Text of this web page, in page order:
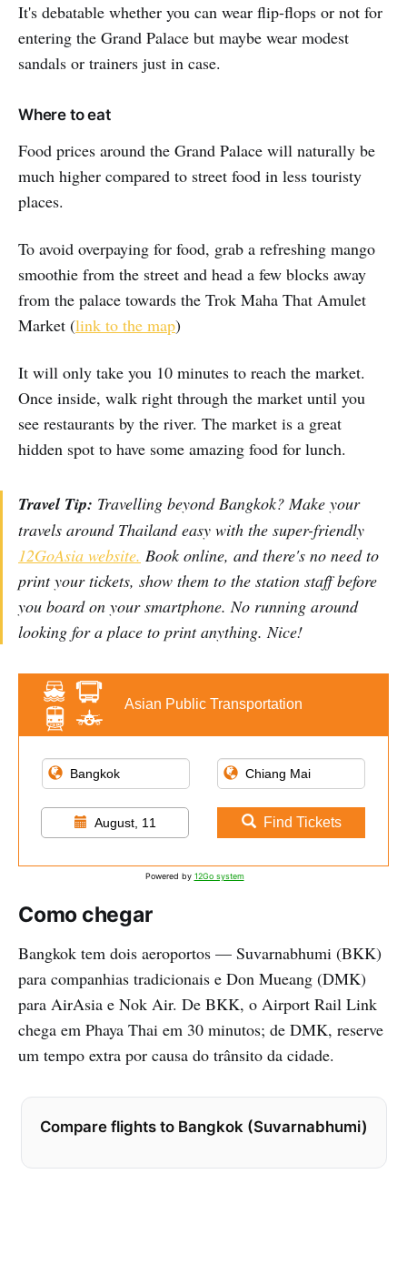
It's debatable whether you can wear flip-flops or not for
entering the Grand Palace but maybe wear modest
sandals or trainers just in case.
Where to eat
Food prices around the Grand Palace will naturally be
much higher compared to street food in less touristy
places.
To avoid overpaying for food, grab a refreshing mango
smoothie from the street and head a few blocks away
from the palace towards the Trok Maha That Amulet
Market (link to the map)
It will only take you 10 minutes to reach the market.
Once inside, walk right through the market until you
see restaurants by the river. The market is a great
hidden spot to have some amazing food for lunch.
Travel Tip: Travelling beyond Bangkok? Make your
travels around Thailand easy with the super-friendly
12GoAsia website. Book online, and there's no need to
print your tickets, show them to the station staff before
you board on your smartphone. No running around
looking for a place to print anything. Nice!
Asian Public Transportation
August, 11 Find Tickets
Powered by 12Go system
Como chegar
Bangkok tem dois aeroportos — Suvarnabhumi (BKK)
para companhias tradicionais e Don Mueang (DMK)
para AirAsia e Nok Air. De BKK, o Airport Rail Link
chega em Phaya Thai em 30 minutos; de DMK, reserve
um tempo extra por causa do trânsito da cidade.
Compare flights to Bangkok (Suvarnabhumi)